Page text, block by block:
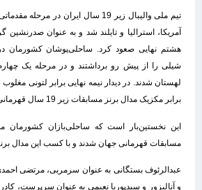
تیم ملی والیبال زیر 19 سال ایران در
آمریکا، استرالیا و تایلند شد و به عنوان صدرنشین
هشتم نهایی صعود کرد. ساحلی‌پوشان کشورمان در
شیلی را از پیش رو برداشتند و در مرحله یک
لهستان شدند. در دیدار نیمه نهایی برابر لتونی مغلوب
برابر مکزیک مدال برنز مسابقات زیر 19 سال قهرمانی جهان را از آن خود کردند.
این نخستین‌بار است که ساحلی‌بازان کشورمان
مسابقات قهرمانی جهان شدند و با کسب این مدال برنز
عبدالرئوف بستگانی به عنوان سرمربی، مرتضی احمدی